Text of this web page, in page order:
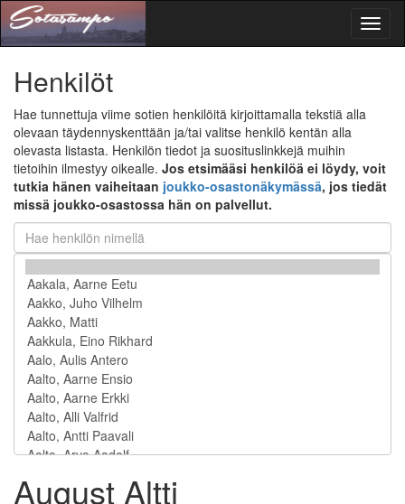
Henkilöt
Hae tunnettuja viime sotien henkilöitä kirjoittamalla tekstiä alla
olevaan täydennyskenttään ja/tai valitse henkilö kentän alla
olevasta listasta. Henkilön tiedot ja suosituslinkkejä muihin
tietoihin ilmestyy oikealle. Jos etsimääsi henkilöä ei löydy, voit
tutkia hänen vaiheitaan joukko-osastonäkymässä, jos tiedät
missä joukko-osastossa hän on palvellut.
August Altti